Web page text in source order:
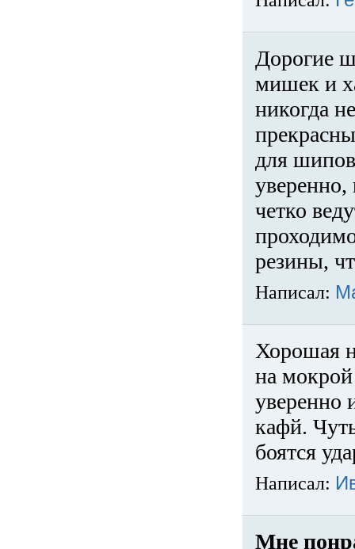
Дорогие
мишек и
никогда
для
четко
резины,
Написал:
Хорошая
на
уверенно
кафй.
боятся
Написал:
Мне